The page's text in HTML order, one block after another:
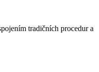
tradičních procedur a